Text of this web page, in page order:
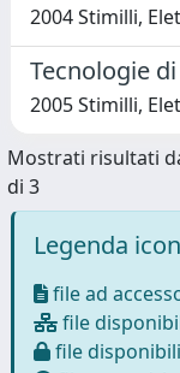
2004 Stimilli,
Tecnologie
2005 Stimilli,
Mostrati risultati
di 3
Legenda
file ad
file
file